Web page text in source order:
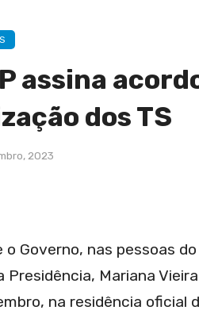
assina
dos TS
2023
o Governo, nas pessoas
Presidência, Mariana
na residência oficial